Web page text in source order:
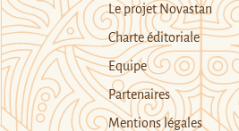
Le projet Novastan
Charte éditoriale
Equipe
Partenaires
Mentions légales